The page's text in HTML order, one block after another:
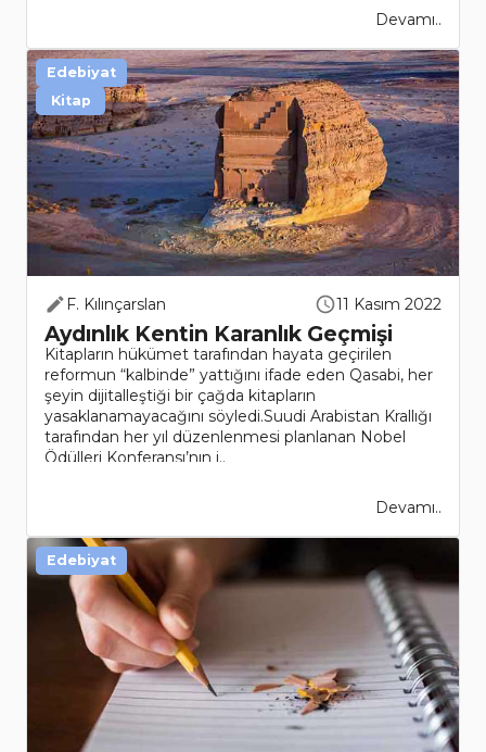
Devamı..
F. Kılınçarslan 11 Kasım 2022
Aydınlık Kentin Karanlık Geçmişi
Kitapların hükümet tarafından hayata geçirilen
reformun “kalbinde” yattığını ifade eden Qasabi, her
şeyin dijitalleştiği bir çağda kitapların
yasaklanamayacağını söyledi.Suudi Arabistan Krallığı
tarafından her yıl düzenlenmesi planlanan Nobel
Ödülleri Konferansı’nın i..
Devamı..
Edebiyat
Kitap
Edebiyat